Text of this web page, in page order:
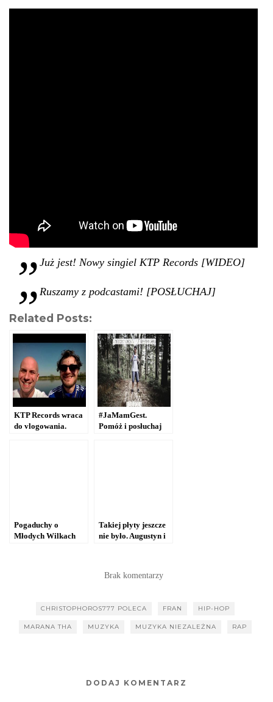
Już jest! Nowy singiel KTP Records [WIDEO]
Ruszamy z podcastami! [POSŁUCHAJ]
Related Posts:
KTP Records wraca
do vlogowania.
#JaMamGest.
Pomóż i posłuchaj
Pogaduchy o
Młodych Wilkach
Takiej płyty jeszcze
nie było. Augustyn i
Brak komentarzy
CHRISTOPHOROS777 POLECA FRAN HIP-HOP
MARANA THA MUZYKA MUZYKA NIEZALEŻNA RAP
DODAJ KOMENTARZ